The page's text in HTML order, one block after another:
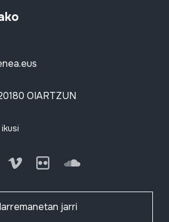
OIARTZUN
Issuu Vimeo Flickr SoundCloud
jarri